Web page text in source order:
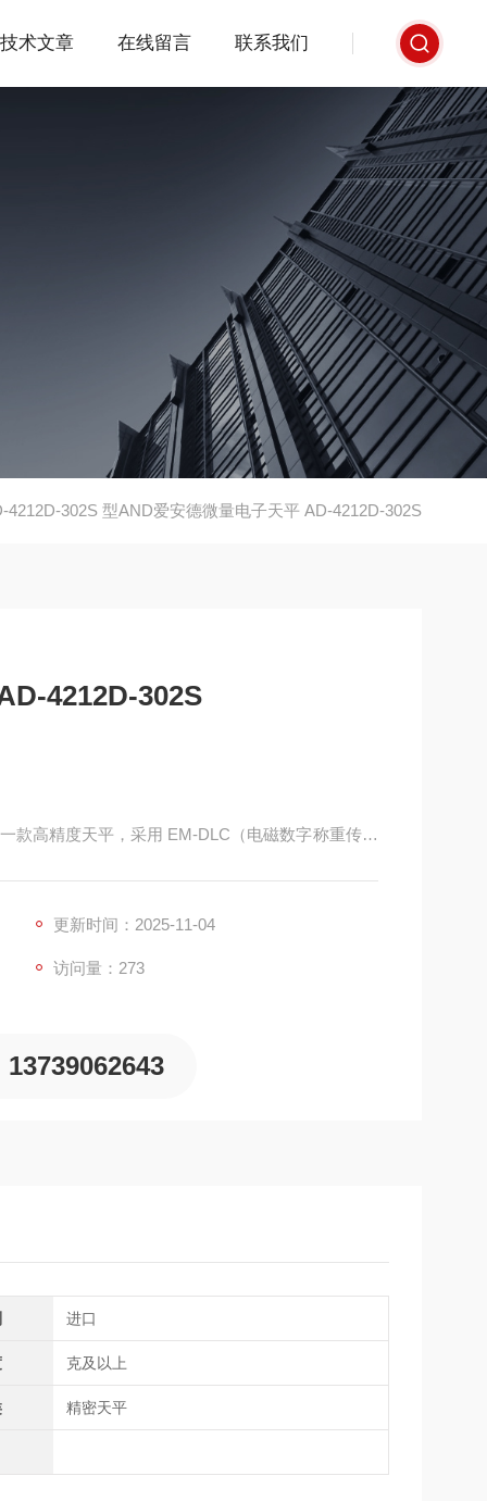
技术文章 在线留言 联系我们
4212D-302S 型AND爱安德微量电子天平 AD-4212D-302S
4212D-302S
款高精度天平，采用 EM-DLC（电磁数字称重传感
、200 克、300 克。
更新时间：2025-11-04
访问量：273
13739062643
进口
克及以上
精密天平